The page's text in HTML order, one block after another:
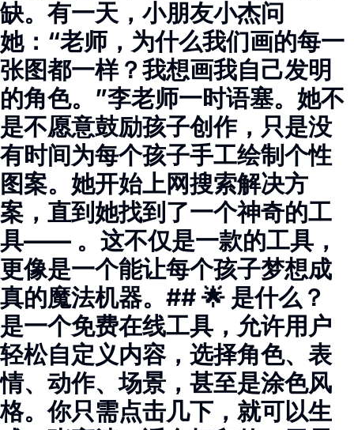
缺。有一天，小朋友小杰问
她：“老师，为什么我们画的每一
张图都一样？我想画我自己发明
的角色。”李老师一时语塞。她不
是不愿意鼓励孩子创作，只是没
有时间为每个孩子手工绘制个性
图案。她开始上网搜索解决方
案，直到她找到了一个神奇的工
具—— 。这不仅是一款的工具，
更像是一个能让每个孩子梦想成
真的魔法机器。## 🌟 是什么？
是一个免费在线工具，允许用户
轻松自定义内容，选择角色、表
情、动作、场景，甚至是涂色风
格。你只需点击几下，就可以生